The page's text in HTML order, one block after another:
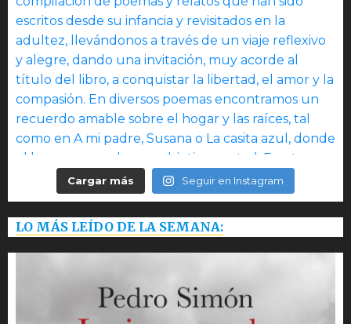
Cargar más Seguir en Instagram
LO MÁS LEÍDO DE LA SEMANA: